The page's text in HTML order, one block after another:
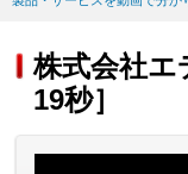
株式会社エ
19秒］